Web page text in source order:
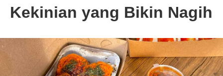
Kekinian yang Bikin Nagih